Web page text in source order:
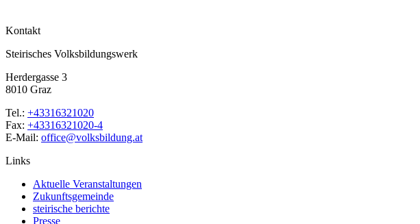
Kontakt
Steirisches Volksbildungswerk
Herdergasse 3
8010 Graz
Tel.: +43316321020
Fax: +43316321020-4
E-Mail: office@volksbildung.at
Links
Aktuelle Veranstaltungen
Zukunftsgemeinde
steirische berichte
Presse